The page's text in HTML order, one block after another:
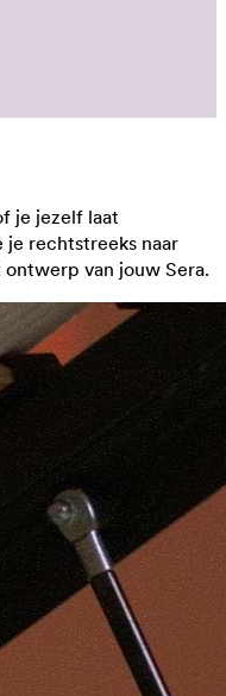
je jezelf laat
je rechtstreeks naar
van jouw Sera.